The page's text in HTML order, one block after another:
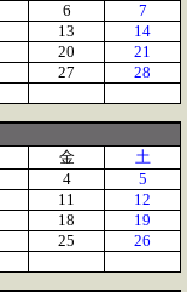
6
7
13
14
20
21
27
28
金
土
4
5
11
12
18
19
25
26